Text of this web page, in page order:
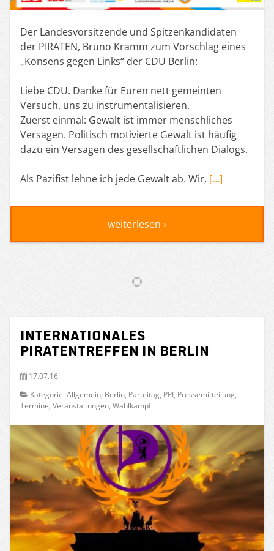
Der Landesvorsitzende und Spitzenkandidaten
der PIRATEN, Bruno Kramm zum Vorschlag eines
„Konsens gegen Links“ der CDU Berlin:
Liebe CDU. Danke für Euren nett gemeinten
Versuch, uns zu instrumentalisieren.
Zuerst einmal: Gewalt ist immer menschliches
Versagen. Politisch motivierte Gewalt ist häufig
dazu ein Versagen des gesellschaftlichen Dialogs.
Als Pazifist lehne ich jede Gewalt ab. Wir, […]
weiterlesen ›
Internationales
PIRATENtreffen in Berlin
17.07.16
Kategorie: Allgemein, Berlin, Parteitag, PPI, Pressemitteilung,
Termine, Veranstaltungen, Wahlkampf